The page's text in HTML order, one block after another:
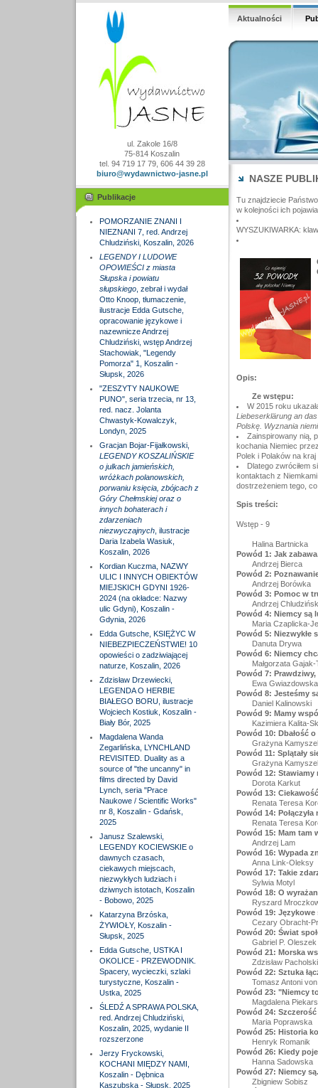
ul. Zakole 16/8
75-814 Koszalin
tel. 94 719 17 79, 606 44 39 28
biuro@wydawnictwo-jasne.pl
Publikacje
POMORZANIE ZNANI I
NIEZNANI 7, red. Andrzej
Chludziński, Koszalin, 2026
LEGENDY I LUDOWE
OPOWIEŚCI z miasta
Słupska i powiatu
słupskiego, zebrał i wydał
Otto Knoop, tłumaczenie,
ilustracje Edda Gutsche,
opracowanie językowe i
nazewnicze Andrzej
Chludziński, wstęp Andrzej
Stachowiak, "Legendy
Pomorza" 1, Koszalin -
Słupsk, 2026
"ZESZYTY NAUKOWE
PUNO", seria trzecia, nr 13,
red. nacz. Jolanta
Chwastyk-Kowalczyk,
Londyn, 2025
Gracjan Bojar-Fijałkowski,
LEGENDY KOSZALIŃSKIE
o julkach jamieńskich,
wróżkach polanowskich,
porwaniu księcia, zbójcach z
Góry Chełmskiej oraz o
innych bohaterach i
zdarzeniach
niezwyczajnych, ilustracje
Daria Izabela Wasiuk,
Koszalin, 2026
Kordian Kuczma, NAZWY
ULIC I INNYCH OBIEKTÓW
MIEJSKICH GDYNI 1926-
2024 (na okładce: Nazwy
ulic Gdyni), Koszalin -
Gdynia, 2026
Edda Gutsche, KSIĘŻYC W
NIEBEZPIECZEŃSTWIE! 10
opowieści o zadziwiającej
naturze, Koszalin, 2026
Zdzisław Drzewiecki,
LEGENDA O HERBIE
BIAŁEGO BORU, ilustracje
Wojciech Kostiuk, Koszalin -
Biały Bór, 2025
Magdalena Wanda
Zegarlińska, LYNCHLAND
REVISITED. Duality as a
source of "the uncanny" in
films directed by David
Lynch, seria "Prace
Naukowe / Scientific Works"
nr 8, Koszalin - Gdańsk,
2025
Janusz Szalewski,
LEGENDY KOCIEWSKIE o
dawnych czasach,
ciekawych miejscach,
niezwykłych ludziach i
dziwnych istotach, Koszalin
- Bobowo, 2025
Katarzyna Brzóska,
ŻYWIOŁY, Koszalin -
Słupsk, 2025
Edda Gutsche, USTKA I
OKOLICE - PRZEWODNIK.
Spacery, wycieczki, szlaki
turystyczne, Koszalin -
Ustka, 2025
ŚLEDŹ A SPRAWA POLSKA,
red. Andrzej Chludziński,
Koszalin, 2025, wydanie II
rozszerzone
Jerzy Fryckowski,
KOCHANI MIĘDZY NAMI,
Koszalin - Dębnica
Kaszubska - Słupsk, 2025
Aktualności
NASZE
Tu znajdziecie
w kolejności ich
WYSZUKIWARKA:
Opis:
Ze wstępu:
W 2015 roku
Liebeserklärung an
Polskę. Wyznania
Zainspirowany nią,
kochania Niemiec
Polek i Polaków na
Dlatego zwróciłem
kontaktach z
dostrzeżeniem tego,
Spis treści:
Wstęp - 9
Halina Bartnicka
Powód 1: Jak
Andrzej Bierca
Powód 2:
Andrzej Borówka
Powód 3: Pomoc w
Andrzej
Powód 4: Niemcy są
Maria Czaplicka-
Powód 5: Niezwykłe
Danuta Drywa
Powód 6: Niemcy
Małgorzata
Powód 7:
Ewa Gwiazdowska
Powód 8: Jesteśmy
Daniel Kalinowski
Powód 9: Mamy
Kazimiera Kalita-
Powód 10: Dbałość
Grażyna
Powód 11: Splątały
Grażyna
Powód 12: Stawiamy
Dorota Karkut
Powód 13:
Renata Teresa
Powód 14:
Renata Teresa
Powód 15: Mam tam
Andrzej Lam
Powód 16: Wypada
Anna Link-Oleksy
Powód 17: Takie
Sylwia Motyl
Powód 18: O
Ryszard
Powód 19:
Cezary Obracht-
Powód 20: Świat
Gabriel P. Oleszek
Powód 21: Morska
Zdzisław Pacholski
Powód 22: Sztuka
Tomasz Antoni
Powód 23: "Niemcy
Magdalena
Powód 24: Szczerość
Maria Poprawska
Powód 25: Historia
Henryk Romanik
Powód 26: Kiedy
Hanna Sadowska
Powód 27: Niemcy
Zbigniew Sobisz